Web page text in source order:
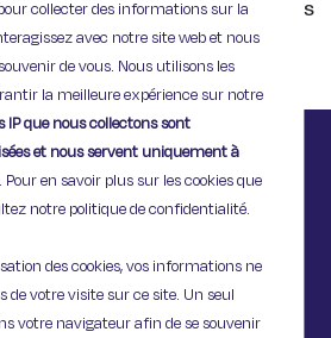
collecter des informations sur la
avec notre site web et nous
de vous. Nous utilisons les
la meilleure expérience sur notre
IP que nous collectons sont
et nous servent uniquement à
. Pour en savoir plus sur les cookies que
notre politique de confidentialité.
des cookies, vos informations ne
de votre visite sur ce site. Un seul
votre navigateur afin de se souvenir
rager sur vos amis en ligne, ils
applications prennent elles-
Heureusement, il […]